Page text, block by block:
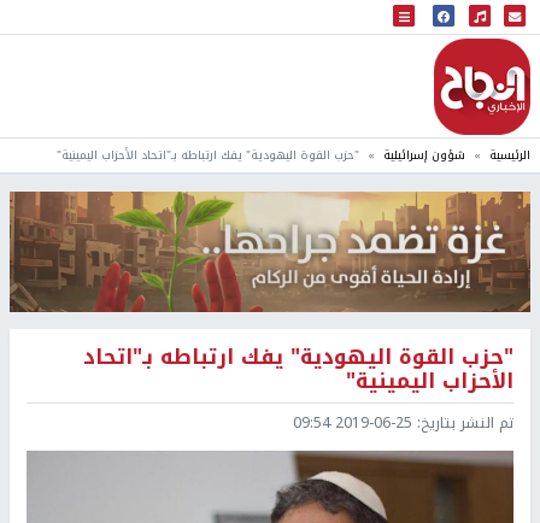
البث المباشر
إذاعة النجاح
الرئيسية شؤون إسرائيلية "حزب القوة اليهودية" يفك ارتباطه بـ"اتحاد الأحزاب اليمينية"
"حزب القوة اليهودية" يفك ارتباطه بـ"اتحاد
الأحزاب اليمينية"
تم النشر بتاريخ: 2019-06-25 09:54